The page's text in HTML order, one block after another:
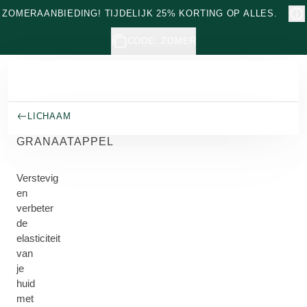
Naar hoofdinhoud gaan
ZOMERAANBIEDING! TIJDELIJK 25% KORTING OP ALLES.
LICHAAM
GRANAATAPPEL
Verstevig
en
verbeter
de
elasticiteit
van
je
huid
met